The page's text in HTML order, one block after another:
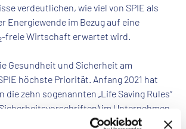
verdeutlichen, wie viel von SPIE als
Energiewende im Bezug auf eine
-freie Wirtschaft erwartet wird.
Gesundheit und Sicherheit am
höchste Priorität. Anfang 2021 hat
die zehn sogenannten „Life Saving Rules“
im Unternehmen
Fokus der diesjährigen Aktivitäten